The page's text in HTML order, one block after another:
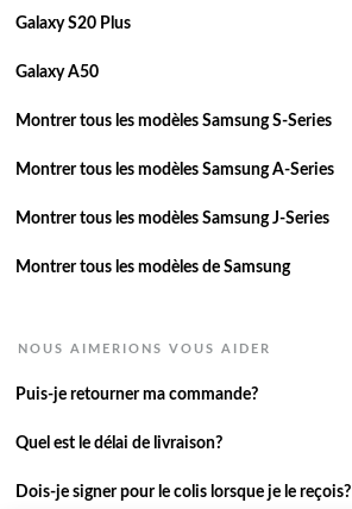
Galaxy S20 Plus
Galaxy A50
Montrer tous les modèles Samsung S-Series
Montrer tous les modèles Samsung A-Series
Montrer tous les modèles Samsung J-Series
Montrer tous les modèles de Samsung
NOUS AIMERIONS VOUS AIDER
Puis-je retourner ma commande?
Quel est le délai de livraison?
Dois-je signer pour le colis lorsque je le reçois?